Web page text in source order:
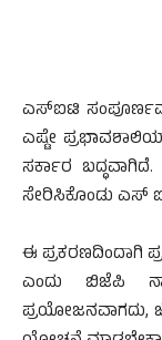
ಎಸ್ಐಟಿ
ಎಷ್ಟೇ
ಸರ್ಕಾರ
ಸೇರಿಸಿಕೊಂಡು ಎಸ್
ಈ ಪ್ರಕರಣದಿಂದಾಗಿ
ಎಂದು ಬಿಜೆಪಿ
ಪ್ರಯೋಜನವಾಗದು,